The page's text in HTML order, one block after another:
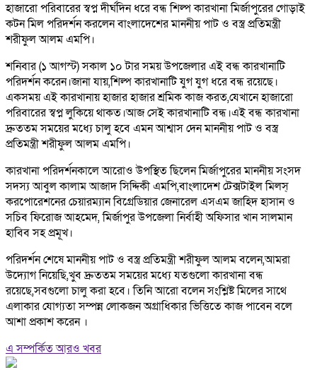
হাজারো পরিবারের স্বপ্ন দীর্ঘদিন ধরে বন্ধ শিল্প কারখানা মির্জাপুরের গোড়াই
কটন মিল পরিদর্শন করলেন বাংলাদেশের মাননীয় পাট ও বস্ত্র প্রতিমন্ত্রী
শরীফুল আলম এমপি।
শনিবার (১ আগস্ট) সকাল ১০ টার সময় উপজেলার এই বন্ধ কারখানাটি
পরিদর্শন করেন।জানা যায়,শিল্প কারখানাটি যুগ যুগ ধরে বন্ধ রয়েছে।
একসময় এই কারখানায় হাজার হাজার শ্রমিক কাজ করত,যেখানে হাজারো
পরিবারের স্বপ্ন লুকিয়ে থাকত।আজ সেই কারখানাটি বন্ধ।এই বন্ধ কারখানা
দ্রুততম সময়ের মধ্যে চালু হবে এমন আশ্বাস দেন মাননীয় পাট ও বস্ত্র
প্রতিমন্ত্রী শরীফুল আলম এমপি।
কারখানা পরিদর্শনকালে আরোও উপস্থিত ছিলেন মির্জাপুরের মাননীয় সংসদ
সদস্য আবুল কালাম আজাদ সিদ্দিকী এমপি,বাংলাদেশ টেক্সটাইল মিলস্
করপোরেশনের চেয়ারম্যান বিগ্রেডিয়ার জেনারেল এসএম জাহিদ হাসান ও
সচিব ফিরোজ আহমেদ, মির্জাপুর উপজেলা নির্বাহী অফিসার খান সালমান
হাবিব সহ প্রমূখ।
পরিদর্শন শেষে মাননীয় পাট ও বস্ত্র প্রতিমন্ত্রী শরীফুল আলম বলেন,আমরা
উদ্যোগ নিয়েছি,খুব দ্রুততম সময়ের মধ্যে যতগুলো কারখানা বন্ধ
রয়েছে,সবগুলো চালু করা হবে। তিনি আরো বলেন সংশ্লিষ্ট মিলের সাথে
এলাকার যোগ্যতা সম্পন্ন লোকজন অগ্রাধিকার ভিত্তিতে কাজ পাবেন বলে
আশা প্রকাশ করেন ।
এ সম্পর্কিত আরও খবর